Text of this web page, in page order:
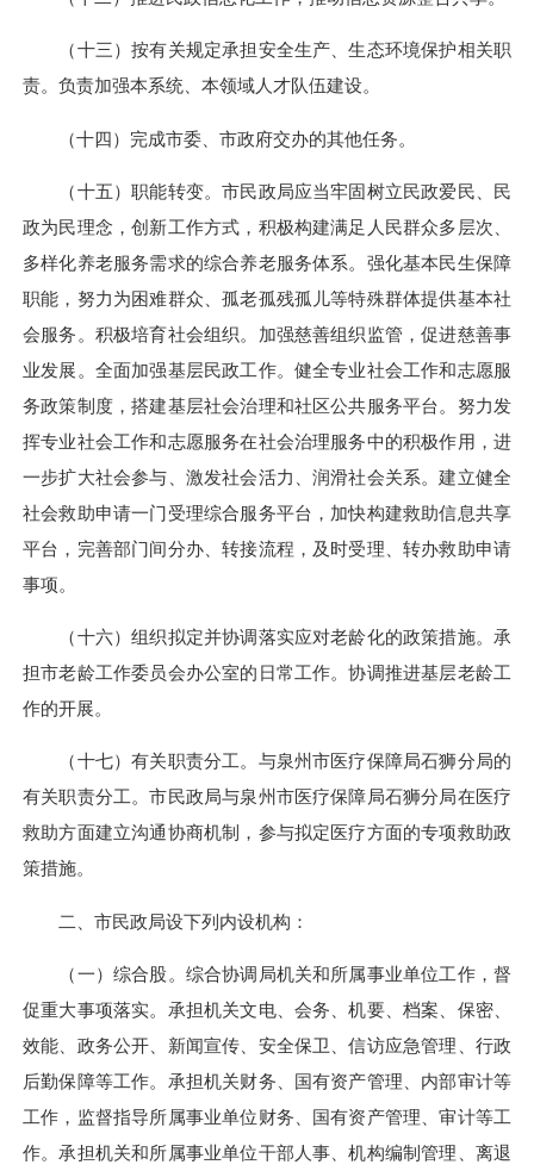
（十三）按有关规定承担安全生产、生态环境保护相关职
责。负责加强本系统、本领域人才队伍建设。
（十四）完成市委、市政府交办的其他任务。
（十五）职能转变。市民政局应当牢固树立民政爱民、民
政为民理念，创新工作方式，积极构建满足人民群众多层次、
多样化养老服务需求的综合养老服务体系。强化基本民生保障
职能，努力为困难群众、孤老孤残孤儿等特殊群体提供基本社
会服务。积极培育社会组织。加强慈善组织监管，促进慈善事
业发展。全面加强基层民政工作。健全专业社会工作和志愿服
务政策制度，搭建基层社会治理和社区公共服务平台。努力发
挥专业社会工作和志愿服务在社会治理服务中的积极作用，进
一步扩大社会参与、激发社会活力、润滑社会关系。建立健全
社会救助申请一门受理综合服务平台，加快构建救助信息共享
平台，完善部门间分办、转接流程，及时受理、转办救助申请
事项。
（十六）组织拟定并协调落实应对老龄化的政策措施。承
担市老龄工作委员会办公室的日常工作。协调推进基层老龄工
作的开展。
（十七）有关职责分工。与泉州市医疗保障局石狮分局的
有关职责分工。市民政局与泉州市医疗保障局石狮分局在医疗
救助方面建立沟通协商机制，参与拟定医疗方面的专项救助政
策措施。
二、市民政局设下列内设机构：
（一）综合股。综合协调局机关和所属事业单位工作，督
促重大事项落实。承担机关文电、会务、机要、档案、保密、
效能、政务公开、新闻宣传、安全保卫、信访应急管理、行政
后勤保障等工作。承担机关财务、国有资产管理、内部审计等
工作，监督指导所属事业单位财务、国有资产管理、审计等工
作。承担机关和所属事业单位干部人事、机构编制管理、离退